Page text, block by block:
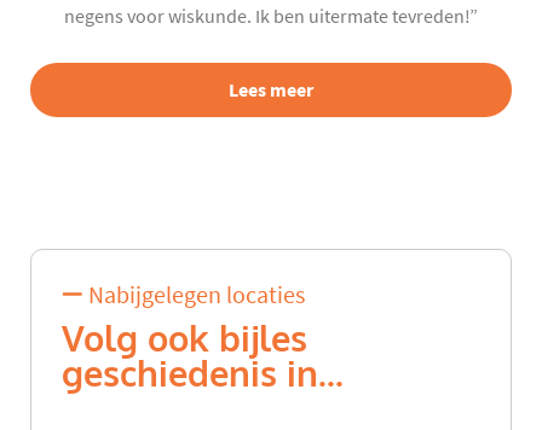
negens voor wiskunde. Ik ben uitermate tevreden!”
Lees meer
Nabijgelegen locaties
Volg ook bijles
geschiedenis in...